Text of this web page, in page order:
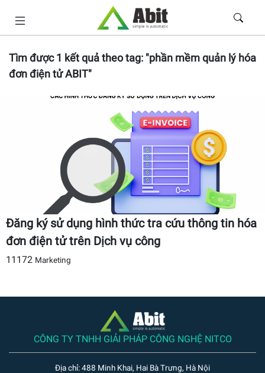
Tìm được1 kết quả theo tag: "phần mềm quản lý hóa
đơn điện tử ABIT"
Đăng ký sử dụng hình thức tra cứu thông tin hóa
đơn điện tử trên Dịch vụ công
11172 Marketing
CÔNG TY TNHH GIẢI PHÁP CÔNG NGHỆ NITCO
Địa chỉ: 488 Minh Khai, Hai Bà Trưng, Hà Nội